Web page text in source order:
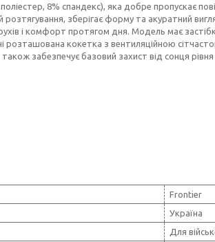
поліестер, 8% спандекс), яка добре пропускає
розтягування, зберігає форму та акуратний
і комфорт протягом дня. Модель має
розташована кокетка з вентиляційною
забезпечує базовий захист від сонця
Frontier
Україна
Для